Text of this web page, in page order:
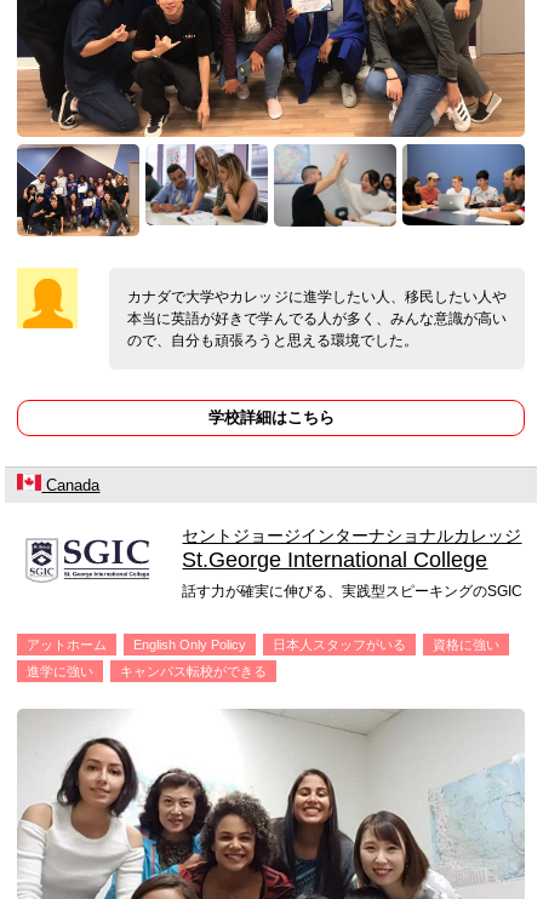
カナダで大学やカレッジに進学したい人、移民したい人や
本当に英語が好きで学んでる人が多く、みんな意識が高い
ので、自分も頑張ろうと思える環境でした。
学校詳細はこちら
Canada
セントジョージインターナショナルカレッジ
St.George International College
話す力が確実に伸びる、実践型スピーキングのSGIC
アットホーム English Only Policy 日本人スタッフがいる
資格に強い
進学に強い
キャンパス転校ができる